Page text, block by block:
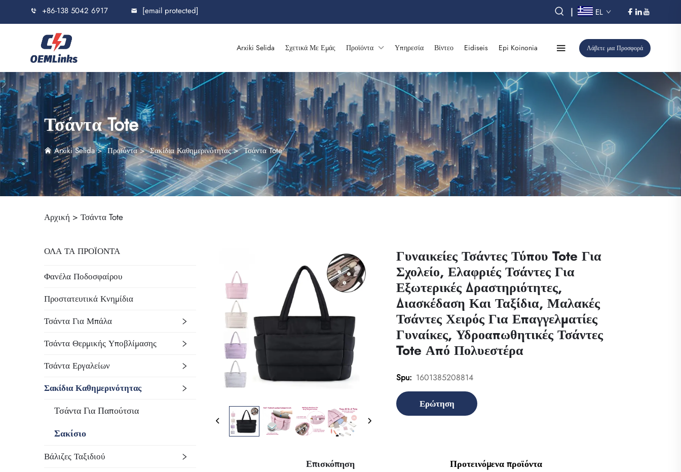
+86-138 5042 6917 [email protected] | EL
Arxiki Selida Σχετικά Με Εμάς Προϊόντα Υπηρεσία Βίντεο Eidiseis Epi Koinonia Λάβετε μια Προσφορά
Τσάντα Tote
Arxiki Selida>Προϊόντα>Σακίδια Καθημερινότητας>Τσάντα Tote
Αρχική > Τσάντα Tote
ΟΛΑ ΤΑ ΠΡΟΪΟΝΤΑ
Φανέλα Ποδοσφαίρου
Προστατευτικά Κνημίδια
Τσάντα Για Μπάλα
Τσάντα Θερμικής Υποβλίμασης
Τσάντα Εργαλείων
Σακίδια Καθημερινότητας
Τσάντα Για Παπούτσια
Σακίσιο
Βάλιζες Ταξιδιού
Γυναικείες Τσάντες Τύπου Tote Για
Σχολείο, Ελαφριές Τσάντες Για
Εξωτερικές Δραστηριότητες,
Διασκέδαση Και Ταξίδια, Μαλακές
Τσάντες Χειρός Για Επαγγελματίες
Γυναίκες, Υδροαπωθητικές Τσάντες
Tote Από Πολυεστέρα
Spu: 1601385208814
Ερώτηση
Επισκόπηση Προτεινόμενα προϊόντα